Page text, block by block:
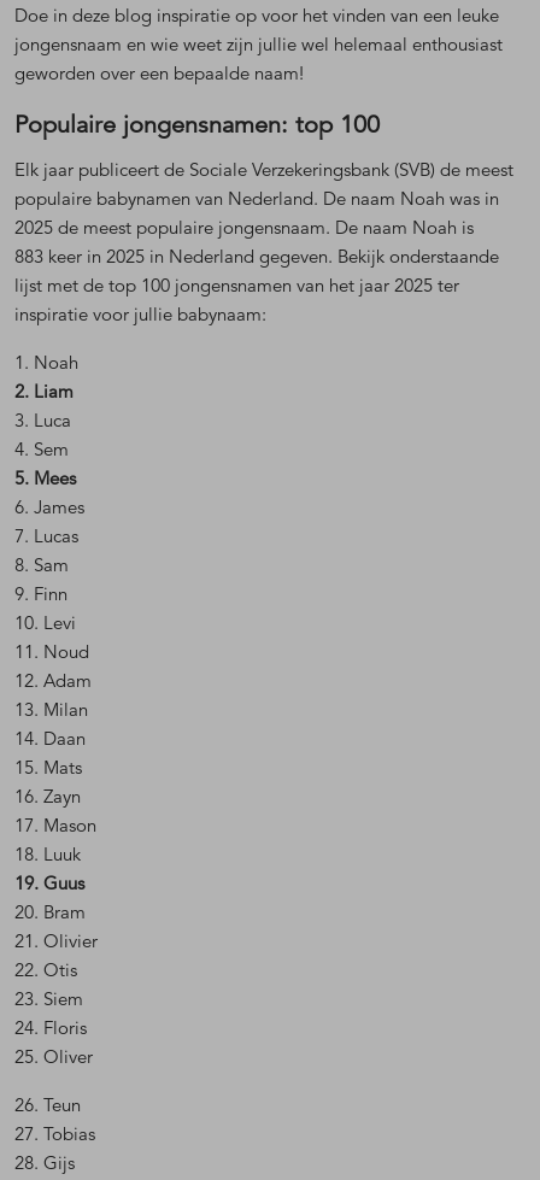
Doe in deze blog inspiratie op voor het vinden van een leuke
jongensnaam en wie weet zijn jullie wel helemaal enthousiast
geworden over een bepaalde naam!
Populaire jongensnamen: top 100
Elk jaar publiceert de Sociale Verzekeringsbank (SVB) de meest
populaire babynamen van Nederland. De naam Noah was in
2025 de meest populaire jongensnaam. De naam Noah is
883 keer in 2025 in Nederland gegeven. Bekijk onderstaande
lijst met de top 100 jongensnamen van het jaar 2025 ter
inspiratie voor jullie babynaam:
1. Noah
2. Liam
3. Luca
4. Sem
5. Mees
6. James
7. Lucas
8. Sam
9. Finn
10. Levi
11. Noud
12. Adam
13. Milan
14. Daan
15. Mats
16. Zayn
17. Mason
18. Luuk
19. Guus
20. Bram
21. Olivier
22. Otis
23. Siem
24. Floris
25. Oliver
26. Teun
27. Tobias
28. Gijs